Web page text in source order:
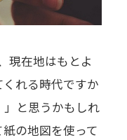
現在地はもとよ
れる時代ですか
」と思うかもしれ
の地図を使って